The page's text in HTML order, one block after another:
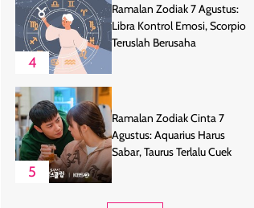
4
Ramalan Zodiak 7 Agustus:
Libra Kontrol Emosi, Scorpio
Teruslah Berusaha
5
Ramalan Zodiak Cinta 7
Agustus: Aquarius Harus
Sabar, Taurus Terlalu Cuek